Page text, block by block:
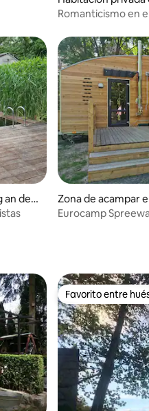
Dretzel
Romanticismo en
an der
Zona de acampar
he Heide
Eurocamp
Favorito entre
Favorito entre